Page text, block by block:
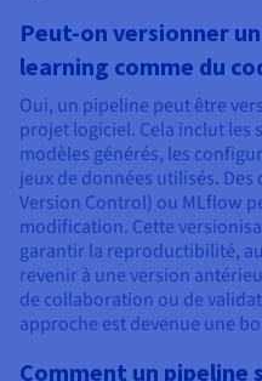
Peut-on versionner
learning comme du
Oui, un pipeline peut être
projet logiciel. Cela inclut les
modèles générés, les
jeux de données utilisés. Des
Version Control) ou MLflow
modification. Cette
garantir la reproductibilité,
revenir à une version
de collaboration ou de
approche est devenue une
Comment un pipeline